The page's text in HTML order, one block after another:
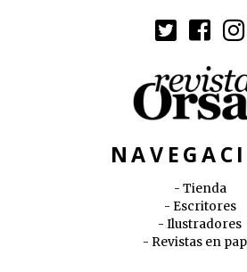
Tienda
Escritores
Ilustradores
Revistas en